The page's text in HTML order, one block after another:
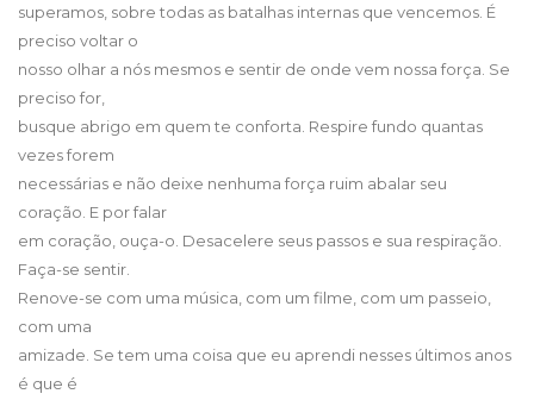
superamos, sobre todas as batalhas internas que vencemos. É
preciso voltar o
nosso olhar a nós mesmos e sentir de onde vem nossa força. Se
preciso for,
busque abrigo em quem te conforta. Respire fundo quantas
vezes forem
necessárias e não deixe nenhuma força ruim abalar seu
coração. E por falar
em coração, ouça-o. Desacelere seus passos e sua respiração.
Faça-se sentir.
Renove-se com uma música, com um filme, com um passeio,
com uma
amizade. Se tem uma coisa que eu aprendi nesses últimos anos
é que é